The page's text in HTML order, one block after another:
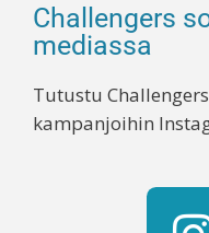
Challengers
mediassa
Tutustu
kampanjoihin